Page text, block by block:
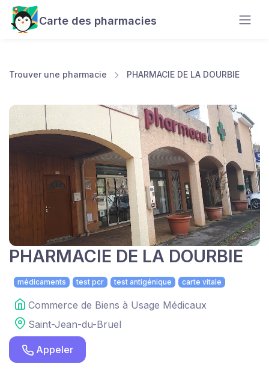
Carte des pharmacies
Trouver une pharmacie PHARMACIE DE LA DOURBIE
PHARMACIE DE LA DOURBIE
médicaments test pcr test antigénique carte vitale
Commerce de Biens à Usage Médicaux
Saint-Jean-du-Bruel
Appeler